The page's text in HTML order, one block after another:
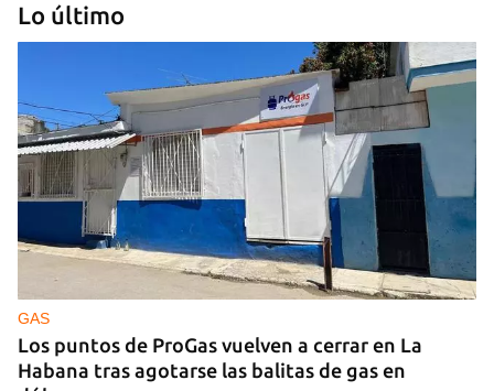
Invitan al primer Encuentros Insularis
Lo último
GAS
Los puntos de ProGas vuelven a cerrar en La
Habana tras agotarse las balitas de gas en